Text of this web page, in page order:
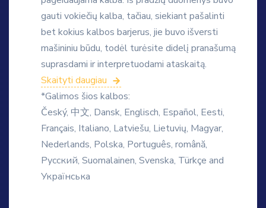
gauti vokiečių kalba, tačiau, siekiant pašalinti
bet kokius kalbos barjerus, jie buvo išversti
mašininiu būdu, todėl turėsite didelį pranašumą
suprasdami ir interpretuodami ataskaitą.
Skaityti daugiau
*Galimos šios kalbos:
Český, 中文, Dansk, Englisch, Español, Eesti,
Français, Italiano, Latviešu, Lietuvių, Magyar,
Nederlands, Polska, Português, română,
Русский, Suomalainen, Svenska, Türkçe and
Українська